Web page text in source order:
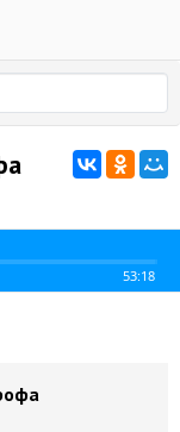
53:18